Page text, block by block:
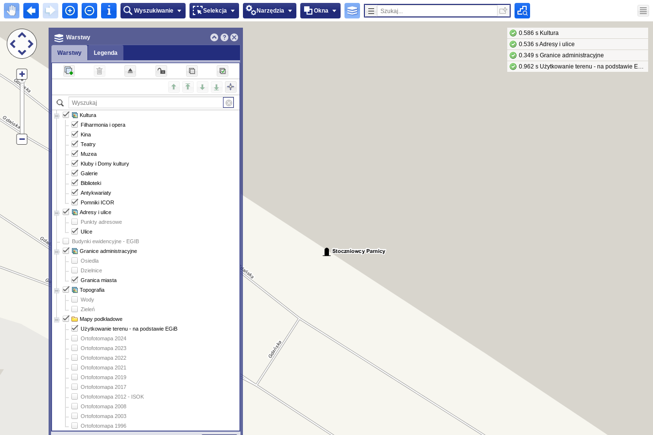
Wyszukiwanie Selekcja Narzędzia Okna
0.586 s Kultura
0.536 s Adresy i ulice
0.349 s Granice administracyjne
0.962 s Użytkowanie terenu - na podstawie EGiB
Warstwy
Warstwy Legenda
Kultura
Filharmonia i opera
Kina
Teatry
Muzea
Kluby i Domy kultury
Galerie
Biblioteki
Antykwariaty
Pomniki ICOR
Adresy i ulice
Punkty adresowe
Ulice
Budynki ewidencyjne - EGIB
Granice administracyjne
Osiedla
Dzielnice
Granica miasta
Topografia
Wody
Zieleń
Mapy podkładowe
Użytkowanie terenu - na podstawie EGiB
Ortofotomapa 2024
Ortofotomapa 2023
Ortofotomapa 2022
Ortofotomapa 2021
Ortofotomapa 2019
Ortofotomapa 2017
Ortofotomapa 2012 - ISOK
Ortofotomapa 2008
Ortofotomapa 2003
Ortofotomapa 1996